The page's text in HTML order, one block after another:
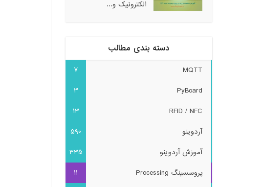
الکترونیک و...
دسته بندی مطالب
MQTT
7
PyBoard
3
RFID / NFC
13
آردوینو
590
آموزش آردوینو
335
پروسسینگ Processing
11